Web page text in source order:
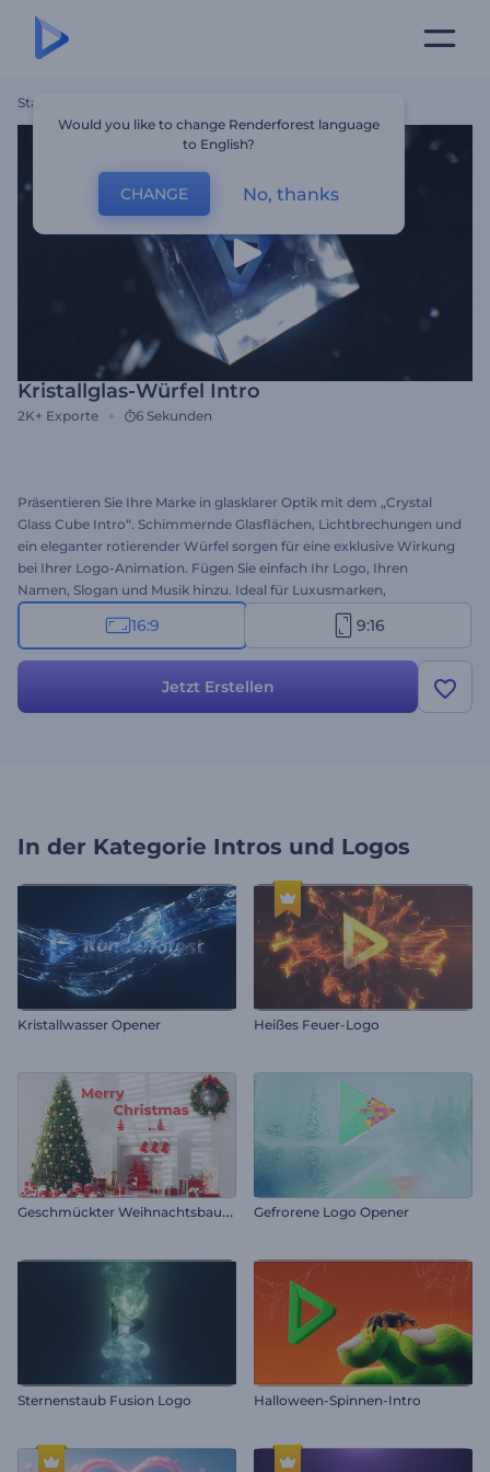
Startseite
Kristallglas-Würfel Intro
2K+ Exporte 6 Sekunden
Präsentieren Sie Ihre Marke in glasklarer Optik mit dem „Crystal
Glass Cube Intro“. Schimmernde Glasflächen, Lichtbrechungen und
ein eleganter rotierender Würfel sorgen für eine exklusive Wirkung
bei Ihrer Logo-Animation. Fügen Sie einfach Ihr Logo, Ihren
Namen, Slogan und Musik hinzu. Ideal für Luxusmarken,
Technikfirmen, Architekturbüros und hochwertige
Produktlaunches. Jetzt erstellen und Ihre Marke von ihrer besten
16:9 9:16
Jetzt Erstellen
In der Kategorie Intros und Logos
Kristallwasser Opener Heißes Feuer-Logo
G
eschmückter Weihnachtsbaum Intro Gefrorene Logo Opener
Sternenstaub Fusion Logo Halloween-Spinnen-Intro
Would you like to change Renderforest language
to English?
CHANGE No, thanks